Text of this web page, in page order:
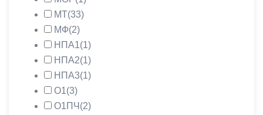
МТ(33)
МФ(2)
НПА1(1)
НПА2(1)
НПА3(1)
О1(3)
О1ПЧ (2)